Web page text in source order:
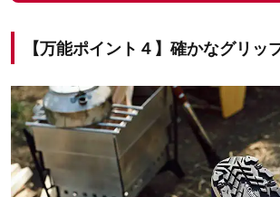
【万能ポイント４】確かなグリッ